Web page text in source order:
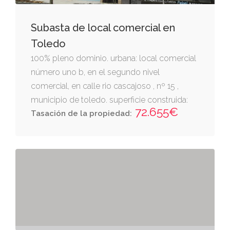
Subasta de local comercial en
Toledo
100% pleno dominio. urbana: local comercial
número uno b, en el segundo nivel
comercial, en calle rio cascajoso , nº 15 ,
municipio de toledo. superficie construida:
52,13 m2.
Tasación de la propiedad: 72.655€